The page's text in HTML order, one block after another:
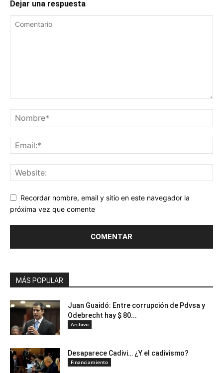
Dejar una respuesta
Recordar nombre, email y sitio en este navegador la
próxima vez que comente
MÁS POPULAR
Juan Guaidó: Entre corrupción de Pdvsa y
Odebrecht hay $ 80...
Archivo
Desaparece Cadivi… ¿Y el cadivismo?
Financiamiento